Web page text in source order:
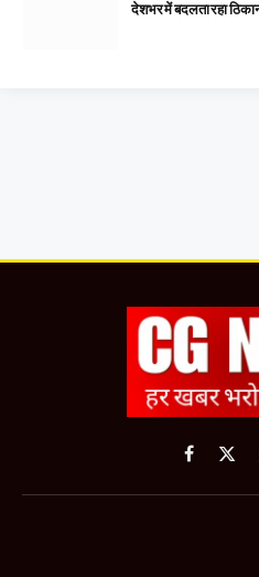
देशभर में बदलता रहा
Facebook
X